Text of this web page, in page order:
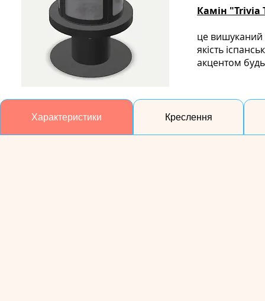
Камін "Trivia
це вишуканий
якість
акцентом
Характеристики Креслення